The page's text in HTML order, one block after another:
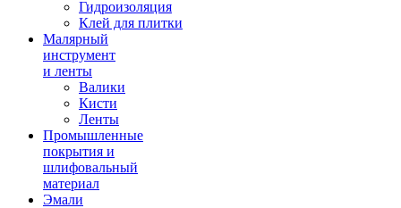
Гидроизоляция
Клей для плитки
Малярный
инструмент
и ленты
Валики
Кисти
Ленты
Промышленные
покрытия и
шлифовальный
материал
Эмали